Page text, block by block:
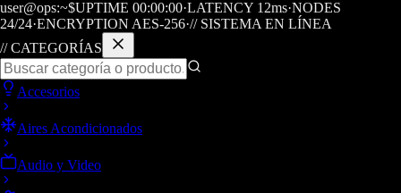
user@ops:~$UPTIME 00:00:00·LATENCY 12ms·NODES
24/24·ENCRYPTION AES-256·// SISTEMA EN LÍNEA
// CATEGORÍAS
Accesorios
Aires Acondicionados
Audio y Video